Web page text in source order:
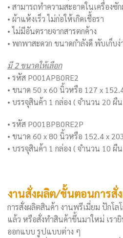
• สามารถทำความสะอาดในเครื่องซัก
• ผ้าแห้งเร็ว ไม่ก่อให้เกิดเชื้อรา
• ไม่มีอันตรายจากสารตกค้าง
• พกพาสะดวก ขนาดกำลังดี พับเก็บง่
มี 2 ขนาดให้เลือก
• รหัส P001APB0RE2
• ขนาด 50 x 60 นิ้วหรือ 127 x
• บรรจุสินค้า 1 กล่อง ( จำนวน 20 ผื
• รหัส P001BPB0RE2P
• ขนาด 60 x 80 นิ้วหรือ 152.4 x
• บรรจุสินค้า 1 กล่อง ( จำนวน 10 ผื
งานสั่งผลิต/ขั้นตอนการสั่
การสั่งผลิตสินค้า งานพรีเมี่ยม ปักโล
แล้ว หรือสั่งทำสินค้าขึ้นมาใหม่ เรา
ออกแบบ รูปแบบต่าง ๆ